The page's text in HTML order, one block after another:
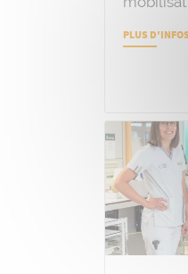
PLUS